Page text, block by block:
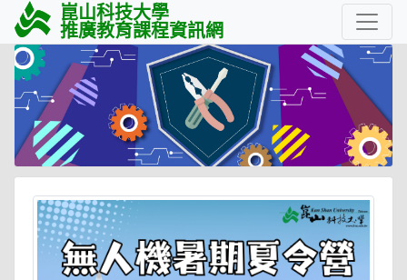
崑山科技大學
推廣教育課程資訊網